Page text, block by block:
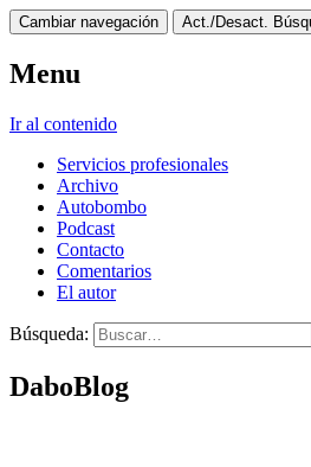
Cambiar navegación Act./Desact.
Menu
Ir al contenido
Servicios profesionales
Archivo
Autobombo
Podcast
Contacto
Comentarios
El autor
Búsqueda:
DaboBlog